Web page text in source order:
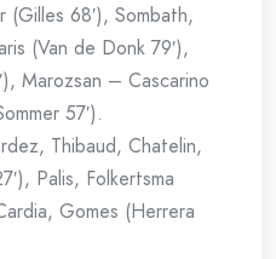
68′), Sombath,
(Van de Donk 79′),
Marozsan – Cascarino
57′).
Thibaud, Chatelin,
Palis, Folkertsma
Gomes (Herrera